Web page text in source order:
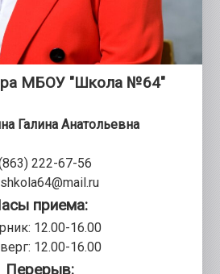
МБОУ "Школа №64"
Галина Анатольевна
222-67-56
приема:
12.00-16.00
12.00-16.00
Перерыв: